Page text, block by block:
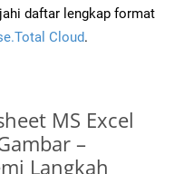
daftar lengkap format
Cloud.
MS Excel
–
Langkah